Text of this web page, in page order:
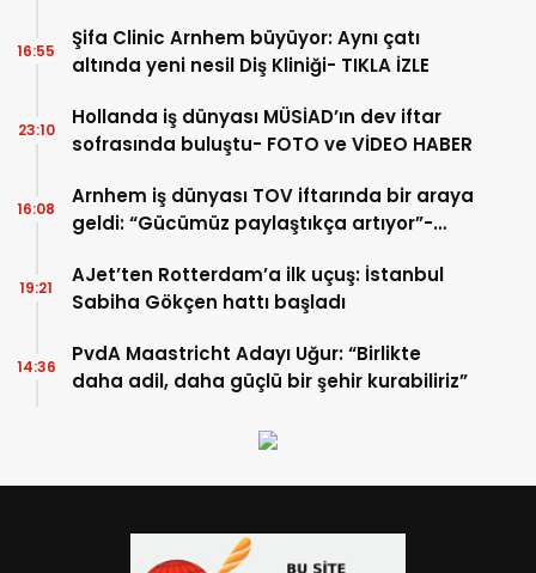
Şifa Clinic Arnhem büyüyor: Aynı çatı
altında yeni nesil Diş Kliniği- TIKLA İZLE
16:55
Hollanda iş dünyası MÜSİAD’ın dev iftar
sofrasında buluştu- FOTO ve VİDEO HABER
23:10
Arnhem iş dünyası TOV iftarında bir araya
geldi: “Gücümüz paylaştıkça artıyor”-
16:08
AJet’ten Rotterdam’a ilk uçuş: İstanbul
Sabiha Gökçen hattı başladı
19:21
PvdA Maastricht Adayı Uğur: “Birlikte
daha adil, daha güçlü bir şehir kurabiliriz”
14:36